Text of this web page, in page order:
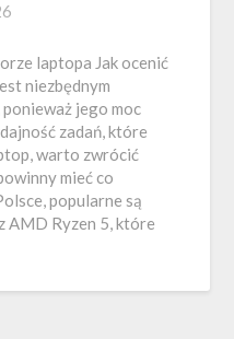
laptopa Jak ocenić
niezbędnym
jego moc
zadań, które
warto zwrócić
mieć co
popularne są
AMD Ryzen 5, które